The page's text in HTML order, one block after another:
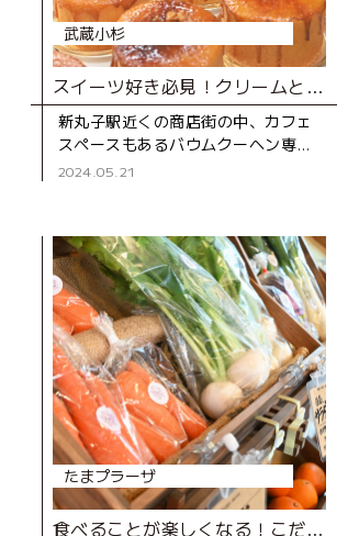
武蔵小杉
スイーツ好き必見！クリームとろりの進化系バウムクーヘン専門店
新丸子駅近くの商店街の中、カフェ
スペースもあるバウムクーヘン専門
店。 通りを歩いていると、ガラス越
2024.05.21
たまプラーザ
食べることが楽しくなる！こだわりの八百屋さん